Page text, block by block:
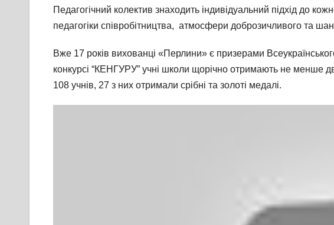
Педагогічний колектив знаходить індивідуальний підхід до
педагогіки співробітництва, атмосфери доброзичливого та
Вже 17 років вихованці «Перлини» є призерами
конкурсі “КЕНГУРУ” учні школи щорічно отримають не менше
108 учнів, 27 з них отримали срібні та золоті медалі.